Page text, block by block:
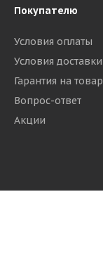
Покупателю
Условия оплаты
Условия доставки
Гарантия на товар
Вопрос-ответ
Акции